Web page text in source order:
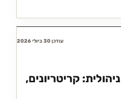
עודכן 30 ביולי 2026
קריטריונים,